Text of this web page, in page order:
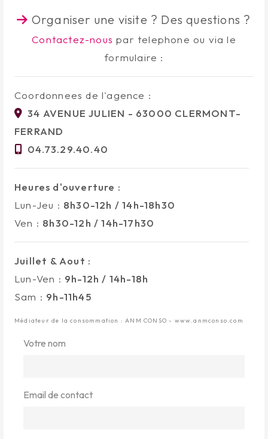
Organiser une visite ? Des questions ?
Contactez-nous par telephone ou via le
formulaire :
Coordonnees de l'agence :
34 AVENUE JULIEN - 63000 CLERMONT-
FERRAND
04.73.29.40.40
Heures d'ouverture :
Lun-Jeu : 8h30-12h / 14h-18h30
Ven : 8h30-12h / 14h-17h30
Juillet & Aout :
Lun-Ven : 9h-12h / 14h-18h
Sam : 9h-11h45
Médiateur de la consommation : ANM CONSO - www.anmconso.com
Votre nom
Email de contact